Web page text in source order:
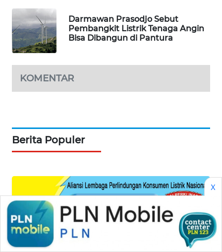
Darmawan Prasodjo Sebut
Pembangkit Listrik Tenaga Angin
Bisa Dibangun di Pantura
KOMENTAR
Berita Populer
X